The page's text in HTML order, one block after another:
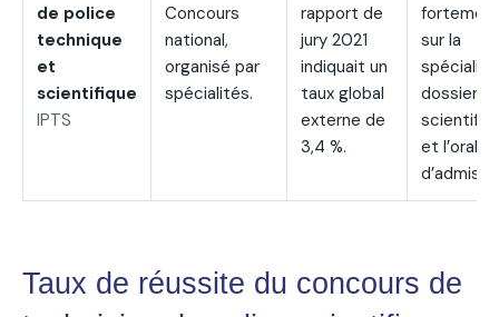
de police
technique
et
scientifique
IPTS
Concours
national,
organisé par
spécialités.
rapport de
jury 2021
indiquait un
taux global
externe de
3,4 %.
sur la
dossier
et l’oral
Taux de réussite du concours de